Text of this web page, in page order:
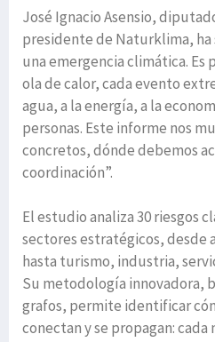
José Ignacio Asensio,
presidente de Naturklima, ha
una emergencia climática. Es
ola de calor, cada evento
agua, a la energía, a la
personas. Este informe nos
concretos, dónde debemos
coordinación”.
El estudio analiza 30 riesgos
sectores estratégicos, desde
hasta turismo, industria,
Su metodología innovadora,
grafos, permite identificar
conectan y se propagan: